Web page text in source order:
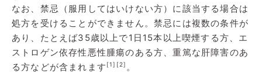
なお、禁忌（服用してはいけない方）に該当する場合は
処方を受けることができません。禁忌には複数の条件が
あり、たとえば35歳以上で1日15本以上喫煙する方、エ
ストロゲン依存性悪性腫瘍のある方、重篤な肝障害のあ
る方などが含まれます [1] [2] 。